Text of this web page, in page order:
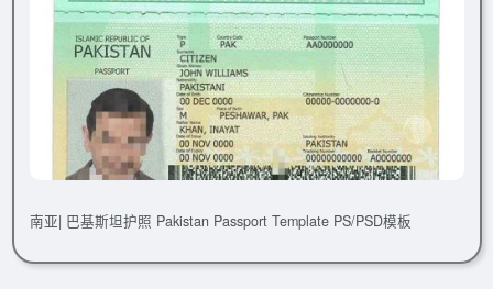
南亚| 巴基斯坦护照 Pakistan Passport Template PS/PSD模板